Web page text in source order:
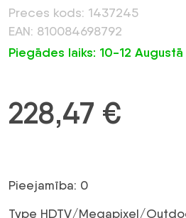
Preces kods: 1437245
EAN: 810084698792
Piegādes laiks: 10-12 Augustā
228,47 €
Pieejamība: 0
Type HDTV/Megapixel/